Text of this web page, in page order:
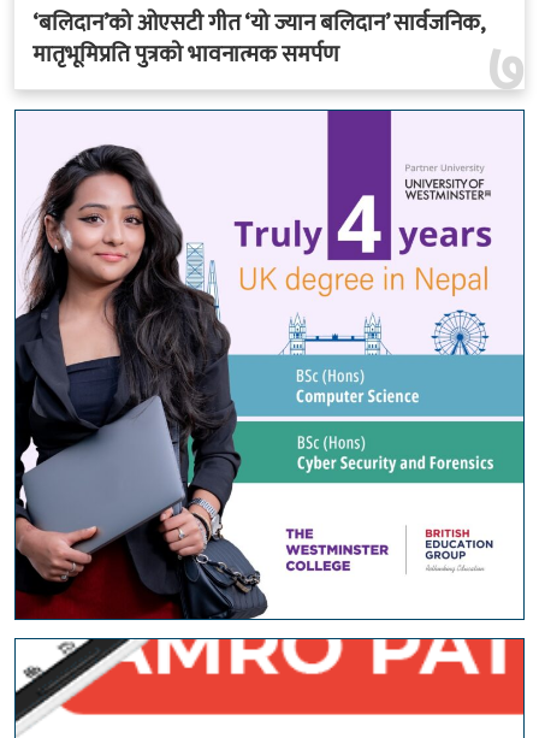
७
‘बलिदान’को ओएसटी गीत ‘यो ज्यान बलिदान’ सार्वजनिक,
मातृभूमिप्रति पुत्रको भावनात्मक समर्पण